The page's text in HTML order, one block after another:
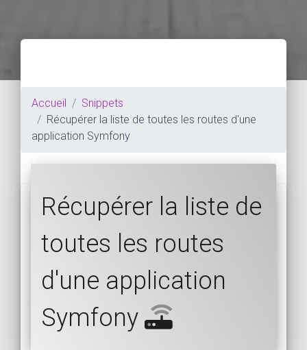
Accueil
Snippets
Récupérer la liste de toutes les routes d'une
application Symfony
Récupérer la liste de
toutes les routes
d'une application
Symfony